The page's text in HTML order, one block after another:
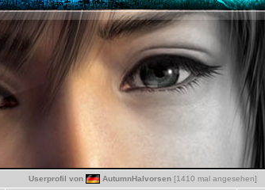
Userprofil von AutumnHalvorsen[1410 mal angesehen]